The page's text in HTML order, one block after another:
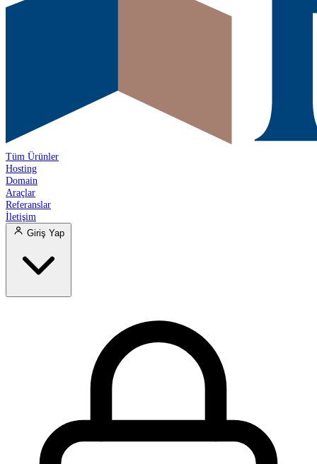
Tüm Ürünler
Hosting
Domain
Araçlar
Referanslar
İletişim
Giriş Yap